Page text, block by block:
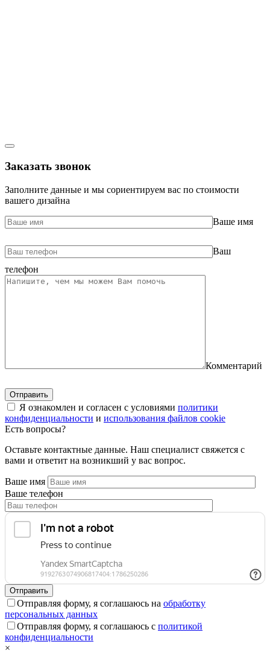
Заказать звонок
Заполните данные и мы сориентируем вас по стоимости
вашего дизайна
Ваше имя
Ваш
телефон
Комментарий
Я ознакомлен и согласен с условиями политики
конфиденциальности и использования файлов cookie
Есть вопросы?
Оставьте контактные данные. Наш специалист свяжется с
вами и ответит на возникший у вас вопрос.
Ваше имя
Ваше телефон
Отправляя форму, я соглашаюсь на обработку
персональных данных
Отправляя форму, я соглашаюсь с политикой
конфиденциальности
×